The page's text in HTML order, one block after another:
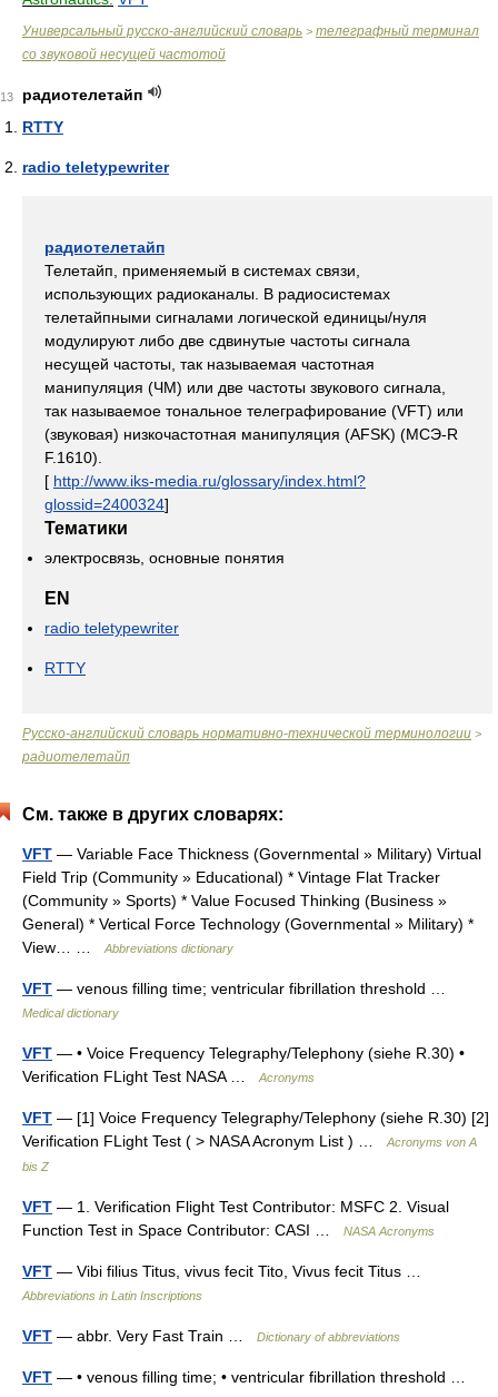
Универсальный русско-английский словарь > телеграфный терминал
со звуковой несущей частотой
13
радиотелетайп
RTTY
radio teletypewriter
радиотелетайп
Телетайп, применяемый в системах связи,
использующих радиоканалы. В радиосистемах
телетайпными сигналами логической единицы/нуля
модулируют либо две сдвинутые частоты сигнала
несущей частоты, так называемая частотная
манипуляция (ЧМ) или две частоты звукового сигнала,
так называемое тональное телеграфирование (VFT) или
(звуковая) низкочастотная манипуляция (AFSK) (МСЭ-R
F.1610).
[ http://www.iks-media.ru/glossary/index.html?
glossid=2400324]
Тематики
электросвязь, основные понятия
EN
radio teletypewriter
RTTY
Русско-английский словарь нормативно-технической терминологии >
радиотелетайп
См. также в других словарях:
VFT — Variable Face Thickness (Governmental » Military) Virtual
Field Trip (Community » Educational) * Vintage Flat Tracker
(Community » Sports) * Value Focused Thinking (Business »
General) * Vertical Force Technology (Governmental » Military) *
View… …
Abbreviations dictionary
VFT — venous filling time; ventricular fibrillation threshold …
Medical dictionary
VFT — • Voice Frequency Telegraphy/Telephony (siehe R.30) •
Verification FLight Test NASA …
Acronyms
VFT — [1] Voice Frequency Telegraphy/Telephony (siehe R.30) [2]
Verification FLight Test ( > NASA Acronym List ) …
Acronyms von A
bis Z
VFT — 1. Verification Flight Test Contributor: MSFC 2. Visual
Function Test in Space Contributor: CASI …
NASA Acronyms
VFT — Vibi filius Titus, vivus fecit Tito, Vivus fecit Titus …
Abbreviations in Latin Inscriptions
VFT — abbr. Very Fast Train … Dictionary of abbreviations
VFT — • venous filling time; • ventricular fibrillation threshold …